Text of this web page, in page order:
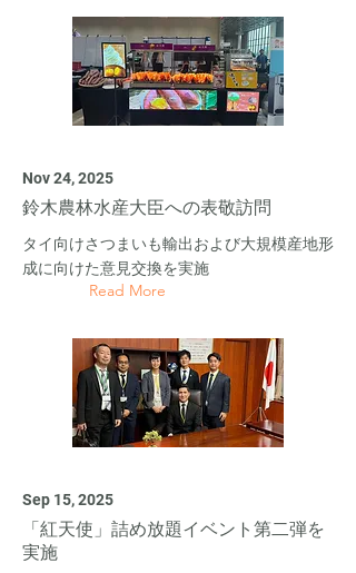
Nov 24, 2025
鈴木農林水産大臣への表敬訪問
タイ向けさつまいも輸出および大規模産地形
成に向けた意見交換を実施
Read More
Sep 15, 2025
「紅天使」詰め放題イベント第二弾を
実施